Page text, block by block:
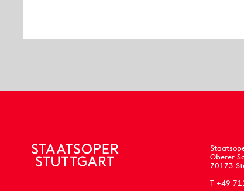
Oberer
70173
T +49